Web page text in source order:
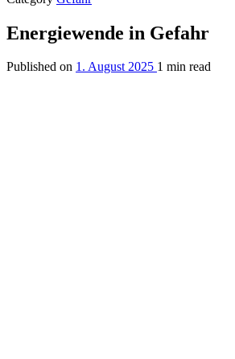
Energiewende in Gefahr
Published on 1. August 2025 1 min read